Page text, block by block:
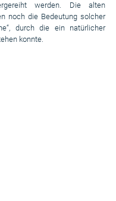
werden. Die alten
noch die Bedeutung solcher
durch die ein natürlicher
konnte.